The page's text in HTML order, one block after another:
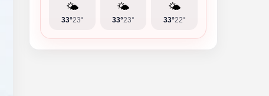
🌤️
33°23°
🌤️
33°23°
🌤️
33°22°